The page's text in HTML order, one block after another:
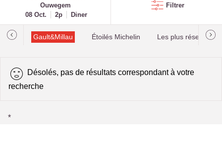
Ouwegem
08 Oct.
2p Diner
Filtrer
Gault&Millau Étoilés Michelin Les plus réservés
Désolés, pas de résultats correspondant à votre
recherche
*